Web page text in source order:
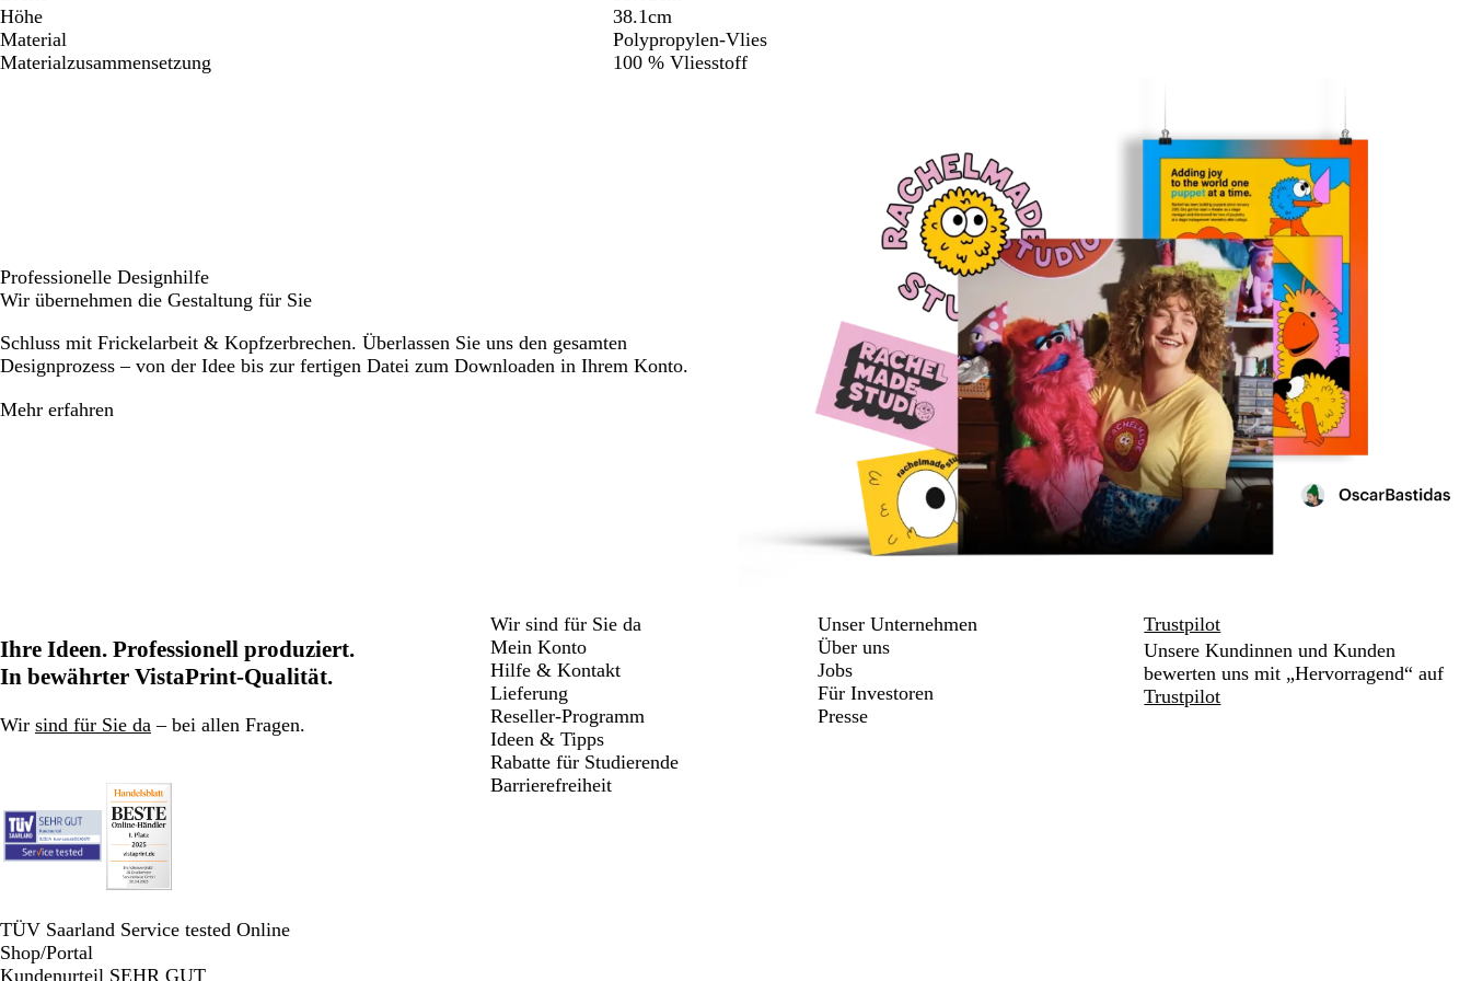
Höhe
38.1cm
Material
Polypropylen-Vlies
Materialzusammensetzung
100 % Vliesstoff
Professionelle Designhilfe
Wir übernehmen die Gestaltung für Sie
Schluss mit Frickelarbeit & Kopfzerbrechen. Überlassen Sie uns den gesamten
Designprozess – von der Idee bis zur fertigen Datei zum Downloaden in Ihrem Konto.
Mehr erfahren
Ihre Ideen. Professionell produziert.
In bewährter VistaPrint-Qualität.
Wir sind für Sie da – bei allen Fragen.
TÜV Saarland Service tested Online
Shop/Portal
Kundenurteil SEHR GUT
Wir sind für Sie da
Mein Konto
Hilfe & Kontakt
Lieferung
Reseller-Programm
Ideen & Tipps
Rabatte für Studierende
Barrierefreiheit
Unser Unternehmen
Über uns
Jobs
Für Investoren
Presse
Trustpilot
Unsere Kundinnen und Kunden
bewerten uns mit „Hervorragend“ auf
Trustpilot